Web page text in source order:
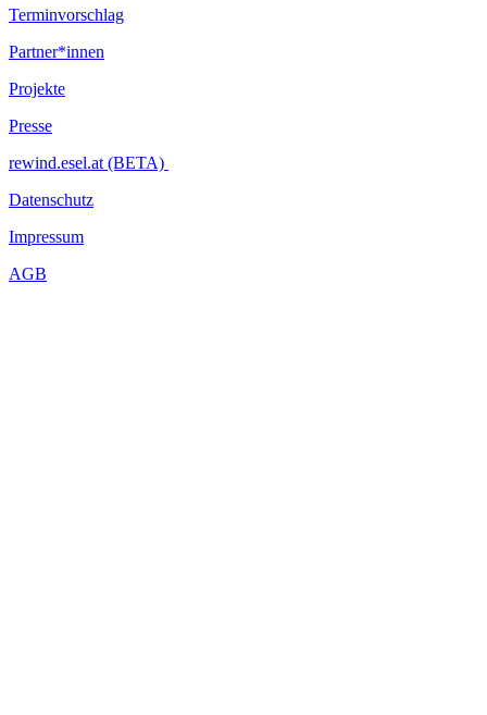
Terminvorschlag
Partner*innen
Projekte
Presse
rewind.esel.at (BETA)
Datenschutz
Impressum
AGB